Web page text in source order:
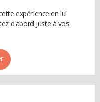
expérience en lui
d'abord Juste à vos